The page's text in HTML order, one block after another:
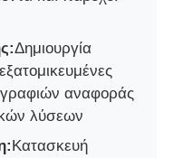
Δημιουργία
αναφοράς
λύσεων
Κατασκευή